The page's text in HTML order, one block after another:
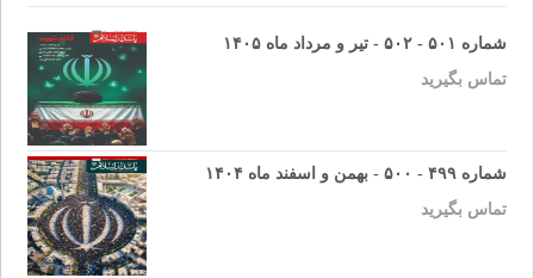
شماره ۵۰۱ - ۵۰۲ - تیر و مرداد ماه ۱۴۰۵
تماس بگیرید
شماره ۴۹۹ - ۵۰۰ - بهمن و اسفند ماه ۱۴۰۴
تماس بگیرید